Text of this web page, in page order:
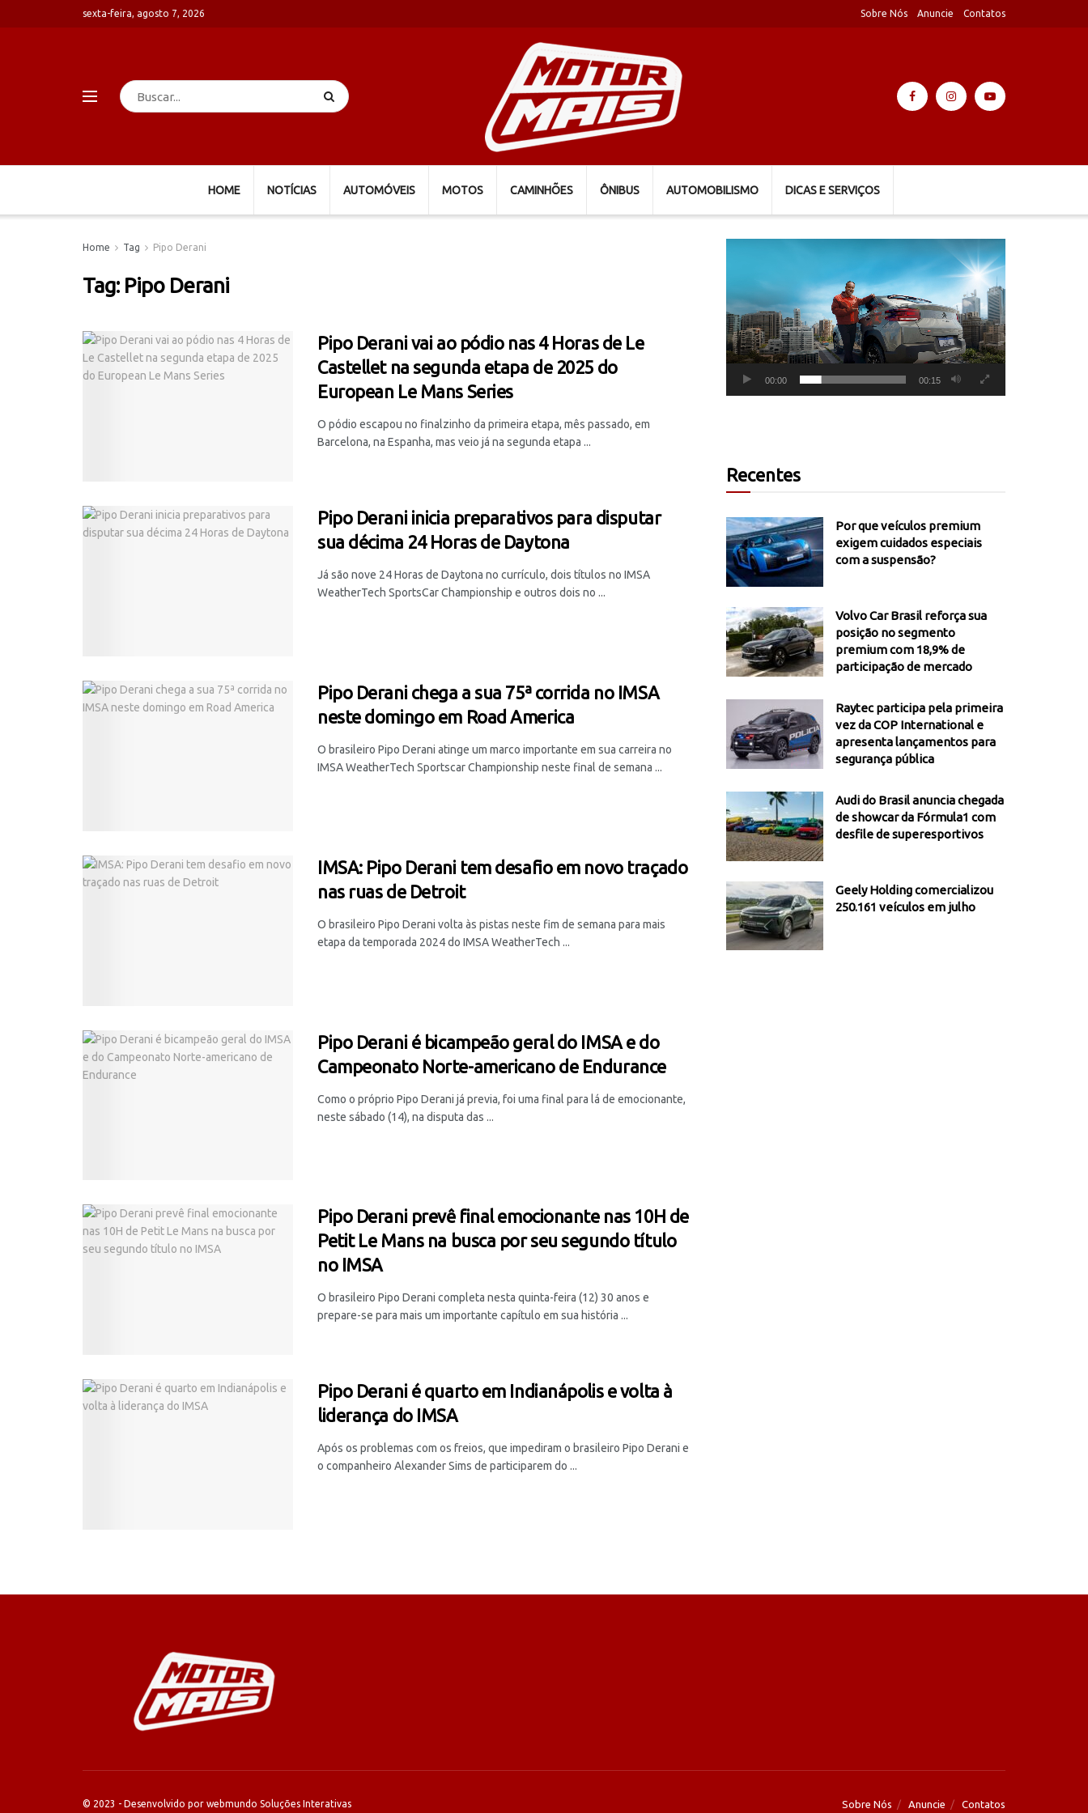
sexta-feira, agosto 7, 2026 Sobre Nós Anuncie Contatos
HOME NOTÍCIAS AUTOMÓVEIS MOTOS CAMINHÕES ÔNIBUS AUTOMOBILISMO DICAS E SERVIÇOS
Home Tag Pipo Derani
Tag: Pipo Derani
Pipo Derani vai ao pódio nas 4 Horas de Le
Castellet na segunda etapa de 2025 do
European Le Mans Series
O pódio escapou no finalzinho da primeira etapa, mês passado, em
Barcelona, na Espanha, mas veio já na segunda etapa ...
Pipo Derani inicia preparativos para disputar
sua décima 24 Horas de Daytona
Já são nove 24 Horas de Daytona no currículo, dois títulos no IMSA
WeatherTech SportsCar Championship e outros dois no ...
Pipo Derani chega a sua 75ª corrida no IMSA
neste domingo em Road America
O brasileiro Pipo Derani atinge um marco importante em sua carreira no
IMSA WeatherTech Sportscar Championship neste final de semana ...
IMSA: Pipo Derani tem desafio em novo traçado
nas ruas de Detroit
O brasileiro Pipo Derani volta às pistas neste fim de semana para mais
etapa da temporada 2024 do IMSA WeatherTech ...
Pipo Derani é bicampeão geral do IMSA e do
Campeonato Norte-americano de Endurance
Como o próprio Pipo Derani já previa, foi uma final para lá de emocionante,
neste sábado (14), na disputa das ...
Pipo Derani prevê final emocionante nas 10H de
Petit Le Mans na busca por seu segundo título
no IMSA
O brasileiro Pipo Derani completa nesta quinta-feira (12) 30 anos e
prepare-se para mais um importante capítulo em sua história ...
Pipo Derani é quarto em Indianápolis e volta à
liderança do IMSA
Após os problemas com os freios, que impediram o brasileiro Pipo Derani e
o companheiro Alexander Sims de participarem do ...
00:00 00:15
Recentes
Por que veículos premium
exigem cuidados especiais
com a suspensão?
Volvo Car Brasil reforça sua
posição no segmento
premium com 18,9% de
participação de mercado
Raytec participa pela primeira
vez da COP International e
apresenta lançamentos para
segurança pública
Audi do Brasil anuncia chegada
de showcar da Fórmula1 com
desfile de superesportivos
Geely Holding comercializou
250.161 veículos em julho
Sobre Nós Anuncie Contatos
© 2023 - Desenvolvido por webmundo Soluções Interativas